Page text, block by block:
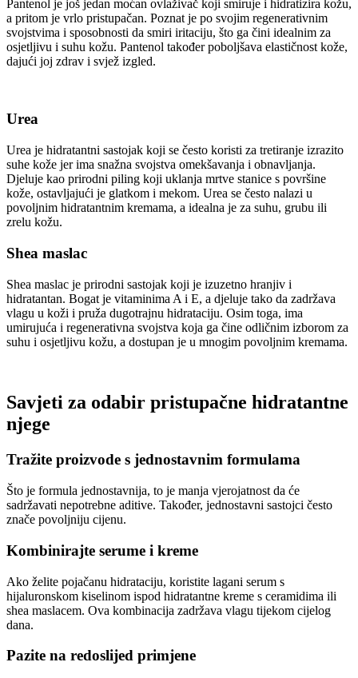
Pantenol je još jedan moćan ovlaživač koji smiruje i hidratizira kožu,
a pritom je vrlo pristupačan. Poznat je po svojim regenerativnim
svojstvima i sposobnosti da smiri iritaciju, što ga čini idealnim za
osjetljivu i suhu kožu. Pantenol također poboljšava elastičnost kože,
dajući joj zdrav i svjež izgled.
Urea
Urea je hidratantni sastojak koji se često koristi za tretiranje izrazito
suhe kože jer ima snažna svojstva omekšavanja i obnavljanja.
Djeluje kao prirodni piling koji uklanja mrtve stanice s površine
kože, ostavljajući je glatkom i mekom. Urea se često nalazi u
povoljnim hidratantnim kremama, a idealna je za suhu, grubu ili
zrelu kožu.
Shea maslac
Shea maslac je prirodni sastojak koji je izuzetno hranjiv i
hidratantan. Bogat je vitaminima A i E, a djeluje tako da zadržava
vlagu u koži i pruža dugotrajnu hidrataciju. Osim toga, ima
umirujuća i regenerativna svojstva koja ga čine odličnim izborom za
suhu i osjetljivu kožu, a dostupan je u mnogim povoljnim kremama.
Savjeti za odabir pristupačne hidratantne
njege
Tražite proizvode s jednostavnim formulama
Što je formula jednostavnija, to je manja vjerojatnost da će
sadržavati nepotrebne aditive. Također, jednostavni sastojci često
znače povoljniju cijenu.
Kombinirajte serume i kreme
Ako želite pojačanu hidrataciju, koristite lagani serum s
hijaluronskom kiselinom ispod hidratantne kreme s ceramidima ili
shea maslacem. Ova kombinacija zadržava vlagu tijekom cijelog
dana.
Pazite na redoslijed primjene